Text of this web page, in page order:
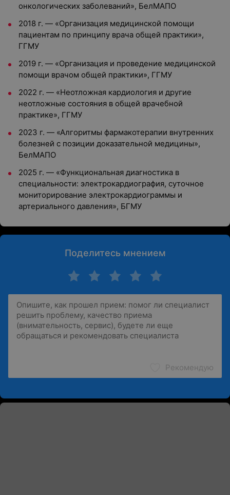
онкологических заболеваний», БелМАПО
2018 г. — «Организация медицинской помощи
пациентам по принципу врача общей практики»,
ГГМУ
2019 г. — «Организация и проведение медицинской
помощи врачом общей практики», ГГМУ
2022 г. — «Неотложная кардиология и другие
неотложные состояния в общей врачебной
практике», ГГМУ
2023 г. — «Алгоритмы фармакотерапии внутренних
болезней с позиции доказательной медицины»,
БелМАПО
2025 г. — «Функциональная диагностика в
специальности: электрокардиография, суточное
мониторирование электрокардиограммы и
артериального давления», БГМУ
Поделитесь мнением
Рекомендую